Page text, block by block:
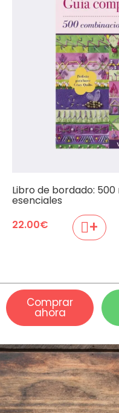
Libro de bordado:
esenciales
22.00€ +
Comprar
ahora